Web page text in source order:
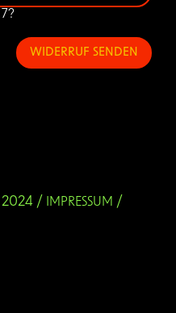
WIDERRUF SENDEN
/ IMPRESSUM /